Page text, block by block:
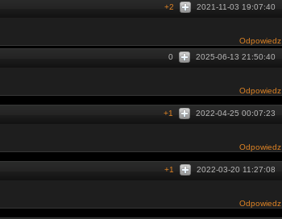
2021-11-03 19:07:40
+2
Odpowiedz
2025-06-13 21:50:40
0
Odpowiedz
2022-04-25 00:07:23
+1
Odpowiedz
2022-03-20 11:27:08
+1
Odpowiedz